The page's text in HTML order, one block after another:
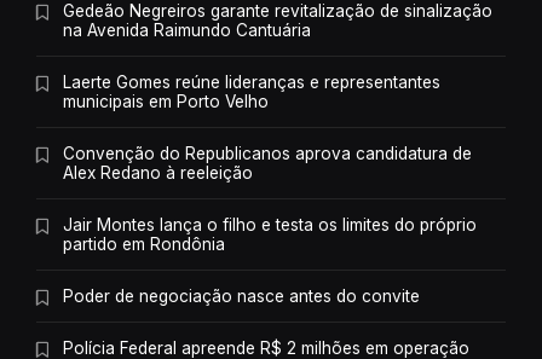
Gedeão Negreiros garante revitalização de sinalização
na Avenida Raimundo Cantuária
Laerte Gomes reúne lideranças e representantes
municipais em Porto Velho
Convenção do Republicanos aprova candidatura de
Alex Redano à reeleição
Jair Montes lança o filho e testa os limites do próprio
partido em Rondônia
Poder de negociação nasce antes do convite
Polícia Federal apreende R$ 2 milhões em operação